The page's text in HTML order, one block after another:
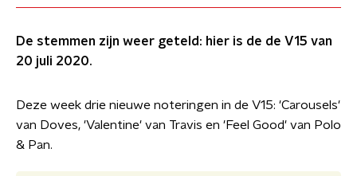
De stemmen zijn weer geteld: hier is de de V15 van
20 juli 2020.
Deze week drie nieuwe noteringen in de V15: 'Carousels'
van Doves, 'Valentine' van Travis en 'Feel Good' van Polo
& Pan.